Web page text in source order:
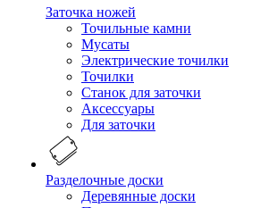
Заточка ножей
Точильные камни
Мусаты
Электрические точилки
Точилки
Станок для заточки
Аксессуары
Для заточки
Разделочные доски
Деревянные доски